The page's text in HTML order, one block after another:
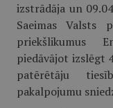
izstrādāja un
Saeimas Valsts
priekšlikumus
piedāvājot izslēgt
patērētāju
pakalpojumu